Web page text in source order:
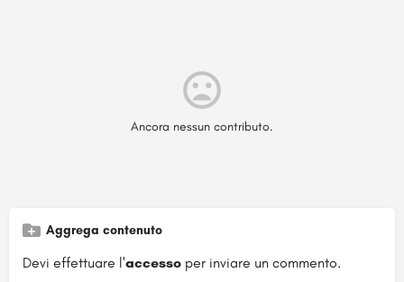
Ancora nessun contributo.
Aggrega contenuto
Devi effettuare l'accesso per inviare un commento.